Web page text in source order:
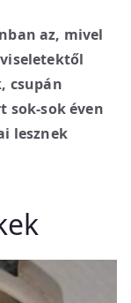
az, mivel
csupán
sok-sok éven
lesznek